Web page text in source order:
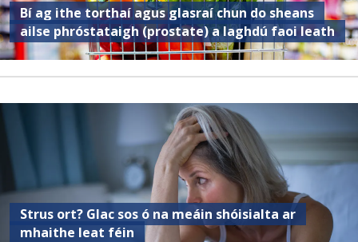
Bí ag ithe torthaí agus glasraí chun do sheans
ailse phróstataigh (prostate) a laghdú faoi leath
Strus ort? Glac sos ó na meáin shóisialta ar
mhaithe leat féin